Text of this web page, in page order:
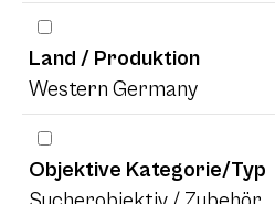
Land / Produktion
Western Germany
Objektive Kategorie/Typ